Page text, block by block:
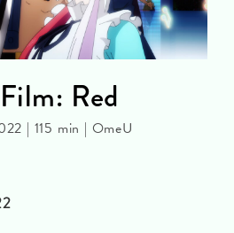
Red
| 115 min | OmeU